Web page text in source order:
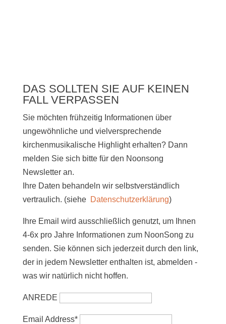
DAS SOLLTEN SIE AUF KEINEN
FALL VERPASSEN
Sie möchten frühzeitig Informationen über
ungewöhnliche und vielversprechende
kirchenmusikalische Highlight erhalten? Dann
melden Sie sich bitte für den Noonsong
Newsletter an.
Ihre Daten behandeln wir selbstverständlich
vertraulich. (siehe Datenschutzerklärung)
Ihre Email wird ausschließlich genutzt, um Ihnen
4-6x pro Jahre Informationen zum NoonSong zu
senden. Sie können sich jederzeit durch den link,
der in jedem Newsletter enthalten ist, abmelden -
was wir natürlich nicht hoffen.
ANREDE
Email Address*